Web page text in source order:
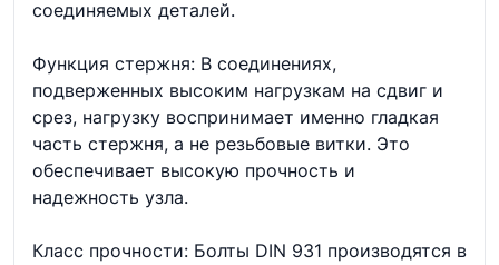
соединяемых деталей.
Функция стержня: В соединениях,
подверженных высоким нагрузкам на сдвиг и
срез, нагрузку воспринимает именно гладкая
часть стержня, а не резьбовые витки. Это
обеспечивает высокую прочность и
надежность узла.
Класс прочности: Болты DIN 931 производятся в